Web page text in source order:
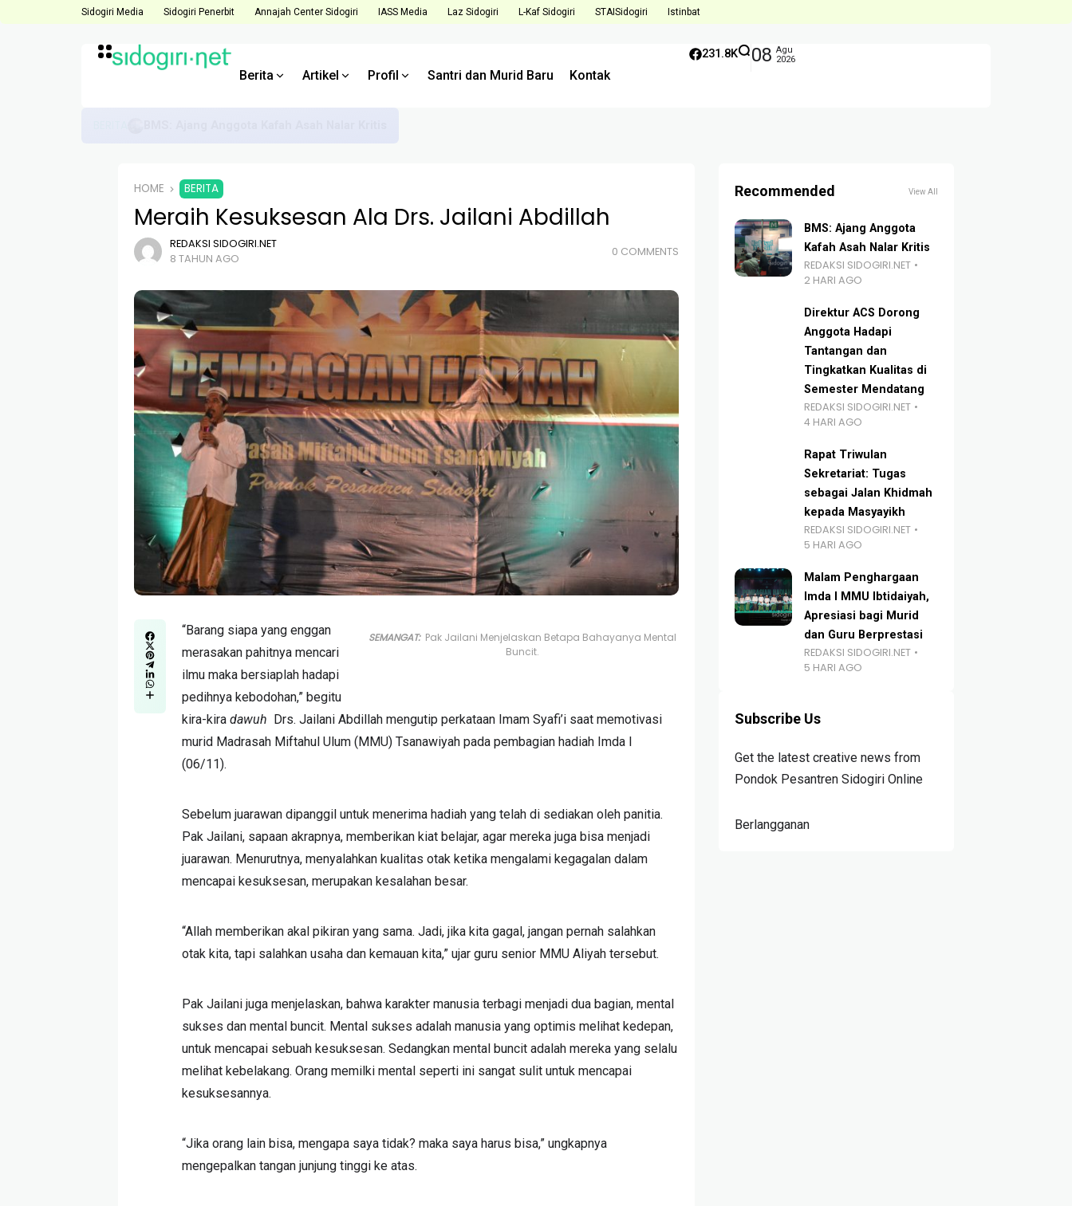
Sidogiri Media Sidogiri Penerbit Annajah Center Sidogiri IASS Media Laz Sidogiri L-Kaf Sidogiri STAISidogiri Istinbat
Berita Artikel Profil Santri dan Murid Baru Kontak
231.8K 08 Agu
2026
HOME BERITA
Meraih Kesuksesan Ala Drs. Jailani Abdillah
REDAKSI SIDOGIRI.NET
8 TAHUN AGO
0 COMMENTS
SEMANGAT:Pak Jailani Menjelaskan Betapa Bahayanya Mental
Buncit.
“Barang siapa yang enggan
merasakan pahitnya mencari
ilmu maka bersiaplah hadapi
pedihnya kebodohan,” begitu
kira-kira dawuh Drs. Jailani Abdillah mengutip perkataan Imam Syafi’i saat memotivasi
murid Madrasah Miftahul Ulum (MMU) Tsanawiyah pada pembagian hadiah Imda I
(06/11).
Sebelum juarawan dipanggil untuk menerima hadiah yang telah di sediakan oleh panitia.
Pak Jailani, sapaan akrapnya, memberikan kiat belajar, agar mereka juga bisa menjadi
juarawan. Menurutnya, menyalahkan kualitas otak ketika mengalami kegagalan dalam
mencapai kesuksesan, merupakan kesalahan besar.
“Allah memberikan akal pikiran yang sama. Jadi, jika kita gagal, jangan pernah salahkan
otak kita, tapi salahkan usaha dan kemauan kita,” ujar guru senior MMU Aliyah tersebut.
Pak Jailani juga menjelaskan, bahwa karakter manusia terbagi menjadi dua bagian, mental
sukses dan mental buncit. Mental sukses adalah manusia yang optimis melihat kedepan,
untuk mencapai sebuah kesuksesan. Sedangkan mental buncit adalah mereka yang selalu
melihat kebelakang. Orang memilki mental seperti ini sangat sulit untuk mencapai
kesuksesannya.
“Jika orang lain bisa, mengapa saya tidak? maka saya harus bisa,” ungkapnya
mengepalkan tangan junjung tinggi ke atas.
Recommended View All
BMS: Ajang Anggota
Kafah Asah Nalar Kritis
REDAKSI SIDOGIRI.NET
2 HARI AGO
Direktur ACS Dorong
Anggota Hadapi
Tantangan dan
Tingkatkan Kualitas di
Semester Mendatang
REDAKSI SIDOGIRI.NET
4 HARI AGO
Rapat Triwulan
Sekretariat: Tugas
sebagai Jalan Khidmah
kepada Masyayikh
REDAKSI SIDOGIRI.NET
5 HARI AGO
Malam Penghargaan
Imda I MMU Ibtidaiyah,
Apresiasi bagi Murid
dan Guru Berprestasi
REDAKSI SIDOGIRI.NET
5 HARI AGO
Subscribe Us
Get the latest creative news from
Pondok Pesantren Sidogiri Online
Berlangganan